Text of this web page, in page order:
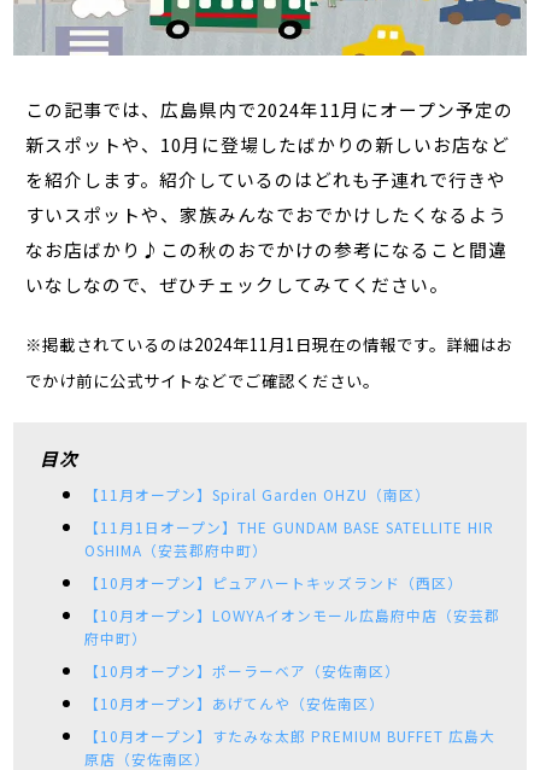
この記事では、広島県内で2024年11月にオープン予定の
新スポットや、10月に登場したばかりの新しいお店など
を紹介します。紹介しているのはどれも子連れで行きや
すいスポットや、家族みんなでおでかけしたくなるよう
なお店ばかり♪この秋のおでかけの参考になること間違
いなしなので、ぜひチェックしてみてください。
※掲載されているのは2024年11月1日現在の情報です。詳細はお
でかけ前に公式サイトなどでご確認ください。
目次
【11月オープン】Spiral Garden OHZU（南区）
【11月1日オープン】THE GUNDAM BASE SATELLITE HIR
OSHIMA（安芸郡府中町）
【10月オープン】ピュアハートキッズランド（西区）
【10月オープン】LOWYAイオンモール広島府中店（安芸郡
府中町）
【10月オープン】ポーラーベア（安佐南区）
【10月オープン】あげてんや（安佐南区）
【10月オープン】すたみな太郎 PREMIUM BUFFET 広島大
原店（安佐南区）